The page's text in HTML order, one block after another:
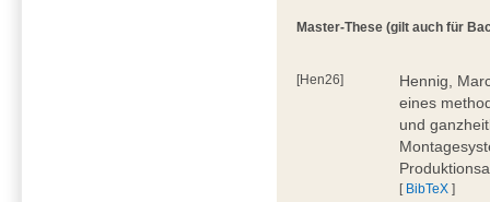
Master-These (gilt auch für
[Hen26]
Hennig,
eines
und
[ BibTeX ]